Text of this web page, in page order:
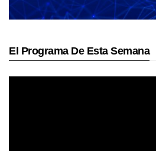
El Programa De Esta Semana